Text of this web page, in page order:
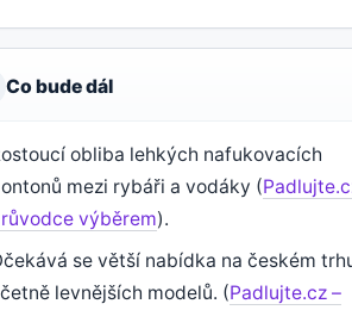
Co bude dál
obliba lehkých nafukovacích
mezi rybáři a vodáky (
výběrem).
se větší nabídka na českém
levnějších modelů. (Padlujte.cz –